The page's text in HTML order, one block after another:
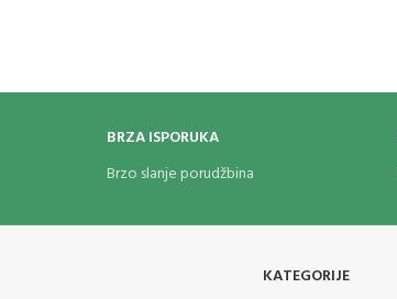
BRZA ISPORUKA
Brzo slanje porudžbina
KATEGORIJE